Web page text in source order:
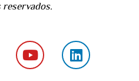
reservados.